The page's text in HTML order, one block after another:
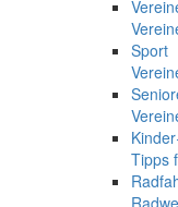
Sport
Tipps